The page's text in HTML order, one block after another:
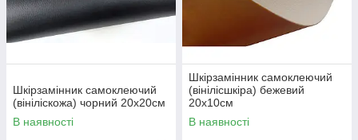
Шкірзамінник самоклеючий
(вініліскожа) чорний 20х20см
В наявності
Шкірзамінник самоклеючий
(вінілісшкіра) бежевий
20х10см
В наявності